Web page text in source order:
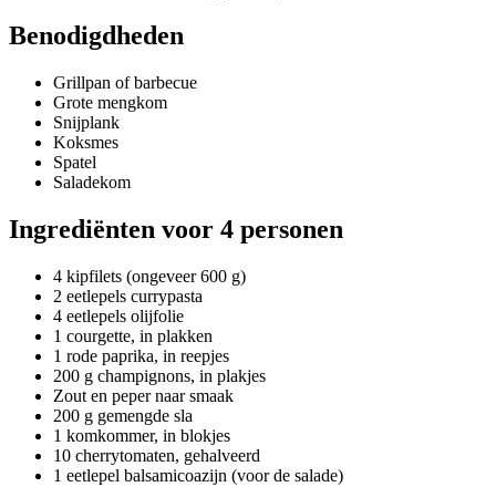
Benodigdheden
Grillpan of barbecue
Grote mengkom
Snijplank
Koksmes
Spatel
Saladekom
Ingrediënten voor 4 personen
4 kipfilets (ongeveer 600 g)
2 eetlepels currypasta
4 eetlepels olijfolie
1 courgette, in plakken
1 rode paprika, in reepjes
200 g champignons, in plakjes
Zout en peper naar smaak
200 g gemengde sla
1 komkommer, in blokjes
10 cherrytomaten, gehalveerd
1 eetlepel balsamicoazijn (voor de salade)